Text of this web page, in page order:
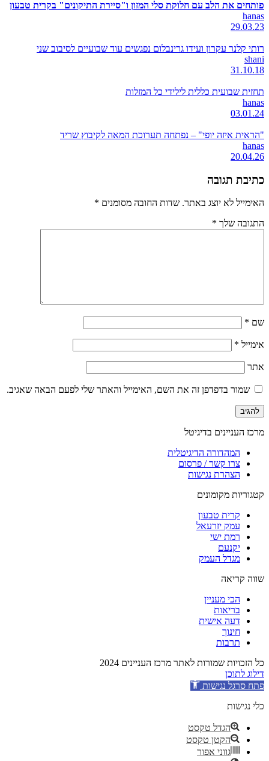
פותחים את הלב עם חלוקת סלי המזון ו"סיירת התיקונים" בקרית טבעון
hanas
29.03.23
רותי קלנר עקרון ועידו גרינבלום נפגשים עוד שבועיים לסיבוב שני
shani
31.10.18
תחזית שבועית כללית לילידי כל המזלות
hanas
03.01.24
"הראית איזה יופי" – נפתחה תערוכת המאה לקיבוץ שריד
hanas
20.04.26
כתיבת תגובה
האימייל לא יוצג באתר. שדות החובה מסומנים *
התגובה שלך *
שם *
אימייל *
אתר
שמור בדפדפן זה את השם, האימייל והאתר שלי לפעם הבאה שאגיב.
מרכז העניינים בדיגיטל
המהדורה הדיגיטלית
צרו קשר / פרסום
הצהרת נגישות
קטגוריות מקומונים
קרית טבעון
עמק יזרעאל
רמת ישי
יקנעם
מגדל העמק
שווה קריאה
הכי מעניין
בריאות
דעה אישית
חינוך
תרבות
כל הזכויות שמורות לאתר מרכז העניינים 2024
דילוג לתוכן
פתח סרגל נגישות
כלי נגישות
הגדל טקסט
הקטן טקסט
גווני אפור